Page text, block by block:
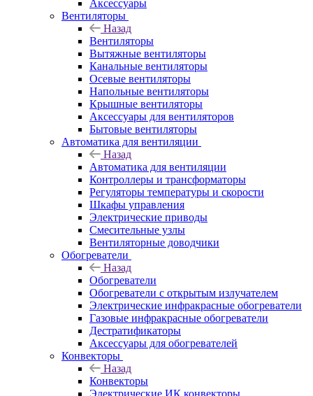
Аксессуары
Вентиляторы
Назад
Вентиляторы
Вытяжные вентиляторы
Канальные вентиляторы
Осевые вентиляторы
Напольные вентиляторы
Крышные вентиляторы
Аксессуары для вентиляторов
Бытовые вентиляторы
Автоматика для вентиляции
Назад
Автоматика для вентиляции
Контроллеры и трансформаторы
Регуляторы температуры и скорости
Шкафы управления
Электрические приводы
Смесительные узлы
Вентиляторные доводчики
Обогреватели
Назад
Обогреватели
Обогреватели с открытым излучателем
Электрические инфракрасные обогреватели
Газовые инфракрасные обогреватели
Дестратификаторы
Аксессуары для обогревателей
Конвекторы
Назад
Конвекторы
Электрические ИК конвекторы